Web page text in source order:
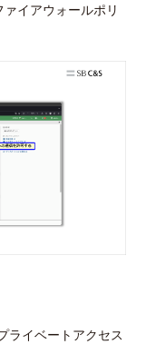
イアウォールポリ
ライベートアクセス